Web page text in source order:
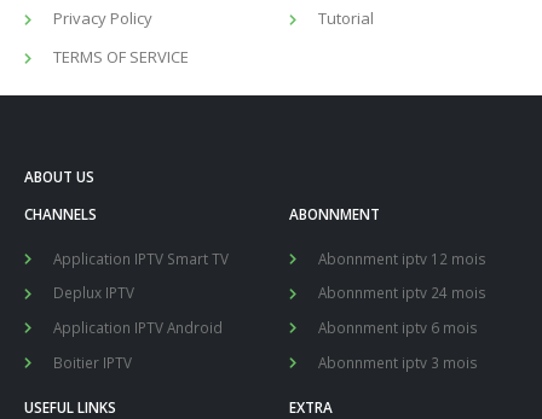
Privacy Policy
TERMS OF SERVICE
Tutorial
ABOUT US
CHANNELS
Application IPTV Smart TV
Deplux IPTV
Application IPTV Android
Boitier IPTV
ABONNMENT
Abonnment iptv 12 mois
Abonnment iptv 24 mois
Abonnment iptv 6 mois
Abonnment iptv 3 mois
USEFUL LINKS EXTRA